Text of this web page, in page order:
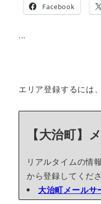
Facebook
...
エリア登録するには、
【大治町】
リアルタイムの情
から登録してくだ
大治町メールサ